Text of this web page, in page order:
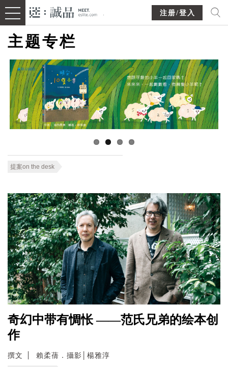
注册/登入
主题专栏
提案on the desk
奇幻中带有惆怅 ——范氏兄弟的绘本创
作
撰文 賴柔蒨．攝影│楊雅淳